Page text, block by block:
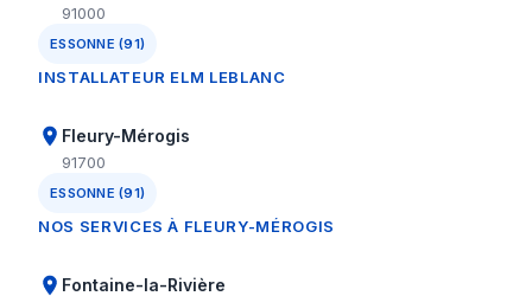
91000
ESSONNE (91)
INSTALLATEUR ELM LEBLANC
Fleury-Mérogis
91700
ESSONNE (91)
NOS SERVICES À FLEURY-MÉROGIS
Fontaine-la-Rivière